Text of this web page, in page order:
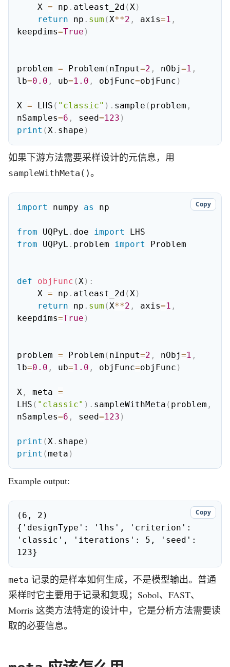
    X
= np . atleast_2d (X)
return np . sum (X**2 , axis=1 ,
keepdims=True )
problem = Problem ( nInput=2 , nObj=1 ,
lb=0.0 , ub=1.0 , objFunc=objFunc )
X = LHS ( "classic" ) . sample ( problem ,
nSamples=6 , seed=123 )
print (X . shape )
如果下游方法需要采样设计的元信息，用
sampleWithMeta()。
import numpy as np
from UQPyL . doe import
from UQPyL . problem import Problem
def objFunc (X) :
    X
= np . atleast_2d (X)
return np . sum (X**2 , axis=1 ,
keepdims=True )
problem = Problem ( nInput=2 , nObj=1 ,
lb=0.0 , ub=1.0 , objFunc=objFunc )
X , meta =
LHS ( "classic" ) . sampleWithMeta ( problem ,
nSamples=6 , seed=123 )
print (X . shape )
print (meta )
Copy
Example output:
(6, 2)
{'designType': 'lhs', 'criterion':
'classic', 'iterations': 5, 'seed':
123}
Copy
meta 记录的是样本如何生成，不是模型输出。普通
采样时它主要用于记录和复现；Sobol、FAST、
Morris 这类方法特定的设计中，它是分析方法需要读
取的必要信息。